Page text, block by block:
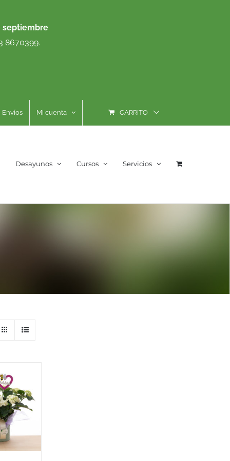
septiembre
8670399.
Envíos Mi cuenta CARRITO
Desayunos Cursos Servicios